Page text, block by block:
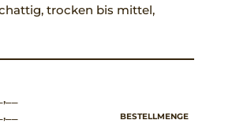
trocken bis mittel,
BESTELLMENGE